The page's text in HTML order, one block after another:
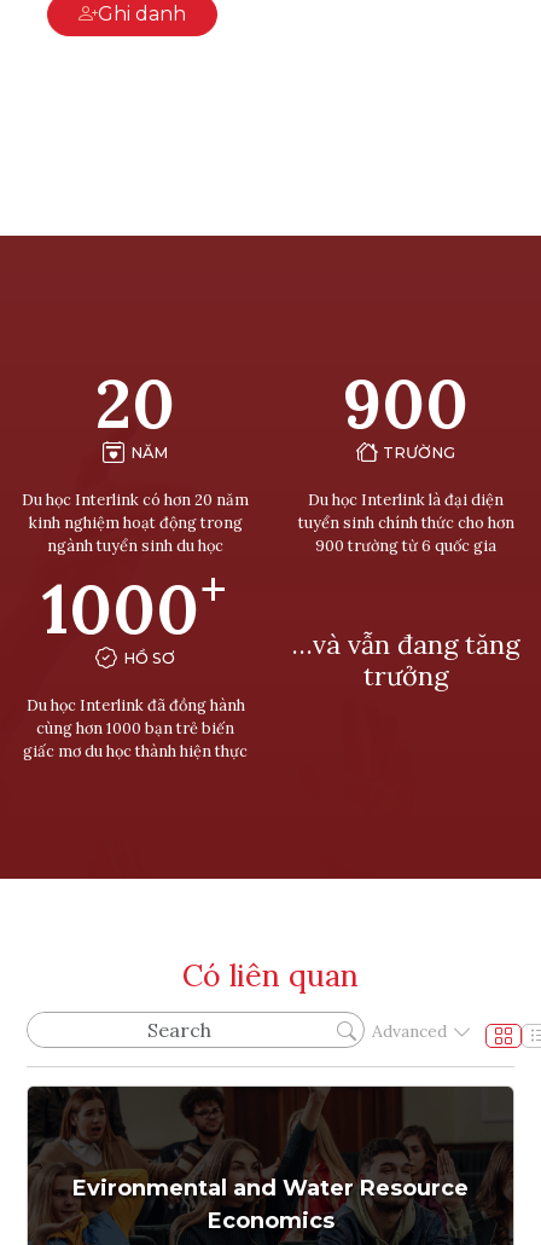
Ghi danh
20
NĂM
Du học Interlink có hơn 20 năm
kinh nghiệm hoạt động trong
ngành tuyển sinh du học
900
TRƯỜNG
Du học Interlink là đại diện
tuyển sinh chính thức cho hơn
900 trường từ 6 quốc gia
1000+
HỒ SƠ
Du học Interlink đã đồng hành
cùng hơn 1000 bạn trẻ biến
giấc mơ du học thành hiện thực
…và vẫn đang tăng
trưởng
Có liên quan
Advanced
Evironmental and Water Resource
Economics